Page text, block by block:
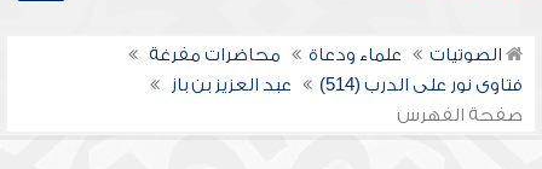
الصوتيات علماء ودعاة
محاضرات مفرغة
فتاوى نور على الدرب (514)
عبد العزيز بن باز
صفحة الفهرس